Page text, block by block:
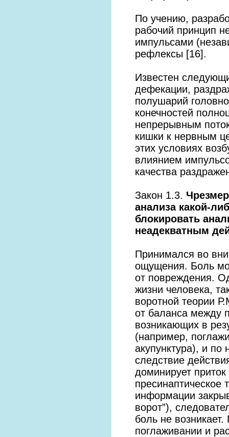
По учению,
рабочий принцип
импульсами
рефлексы [16].
Известен
дефекации,
полушарий
конечностей
непрерывным
кишки к нервным
этих условиях
влиянием
качества
Закон 1.3.
анализа какой-
блокировать
неадекватным
Принимался во
ощущения. Боль
от повреждения.
жизни человека,
воротной теории
от баланса между
возникающих в
(например,
акупунктура), и
следствие
доминирует
информации
ворот”),
боль не
поглаживании и